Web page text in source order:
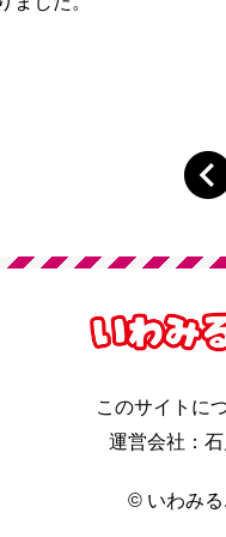
このサイトに
運営会社：
© いわみ